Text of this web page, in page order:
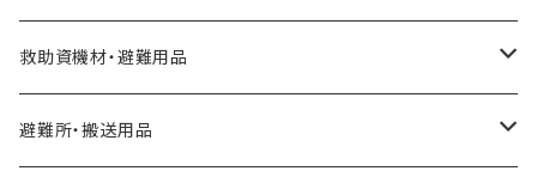
缶詰
パン
ガラス飛散防止フィルム
ブレーカー遮断装置
簡易トイレ
組み立て式簡易トイレ
救急セット
止血・包帯・処置用品
救助資機材・避難用品
非常持出袋
避難所・搬送用品